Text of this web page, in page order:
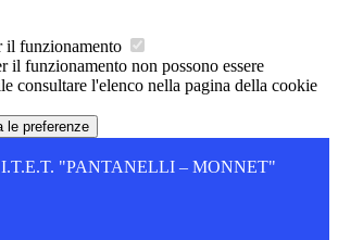
il funzionamento
il funzionamento non possono essere
consultare l'elenco nella pagina della cookie
le preferenze
I.T.E.T. "PANTANELLI – MONNET"